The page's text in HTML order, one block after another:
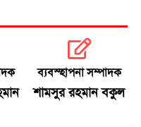
বিদেশি অর্থের যোগসূত্র খুঁজছে
থাকতে পারে দিনভর
ব্যবস্হাপনা সম্পাদক
শামসুর রহমান বকুল